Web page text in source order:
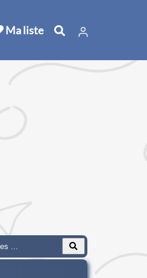
Ma liste